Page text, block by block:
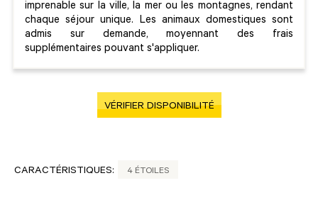
imprenable sur la ville, la mer ou les montagnes, rendant
chaque séjour unique. Les animaux domestiques sont
admis sur demande, moyennant des frais
supplémentaires pouvant s'appliquer.
VÉRIFIER DISPONIBILITÉ
CARACTÉRISTIQUES: 4 ÉTOILES